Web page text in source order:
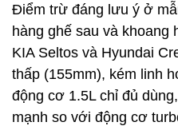
Điểm trừ đáng lưu ý ở
hàng ghế sau và khoang
KIA Seltos và Hyundai
thấp (155mm), kém linh
động cơ 1.5L chỉ đủ
mạnh so với động cơ